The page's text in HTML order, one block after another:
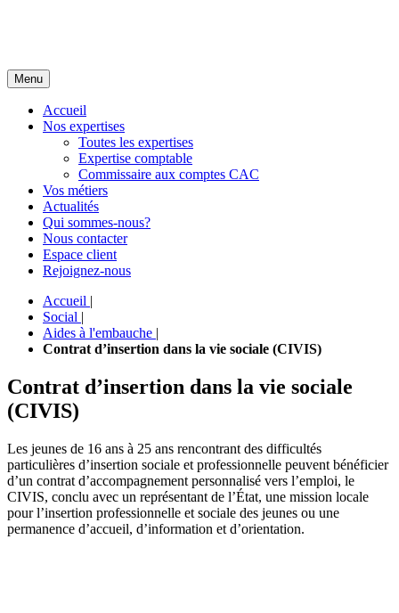
Menu
Accueil
Nos expertises
Toutes les expertises
Expertise comptable
Commissaire aux comptes CAC
Vos métiers
Actualités
Qui sommes-nous?
Nous contacter
Espace client
Rejoignez-nous
Accueil |
Social |
Aides à l'embauche |
Contrat d’insertion dans la vie sociale (CIVIS)
Contrat d’insertion dans la vie sociale
(CIVIS)
Les jeunes de 16 ans à 25 ans rencontrant des difficultés
particulières d’insertion sociale et professionnelle peuvent bénéficier
d’un contrat d’accompagnement personnalisé vers l’emploi, le
CIVIS, conclu avec un représentant de l’État, une mission locale
pour l’insertion professionnelle et sociale des jeunes ou une
permanence d’accueil, d’information et d’orientation.